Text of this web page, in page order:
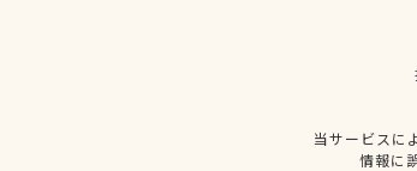
当サービスに
情報に